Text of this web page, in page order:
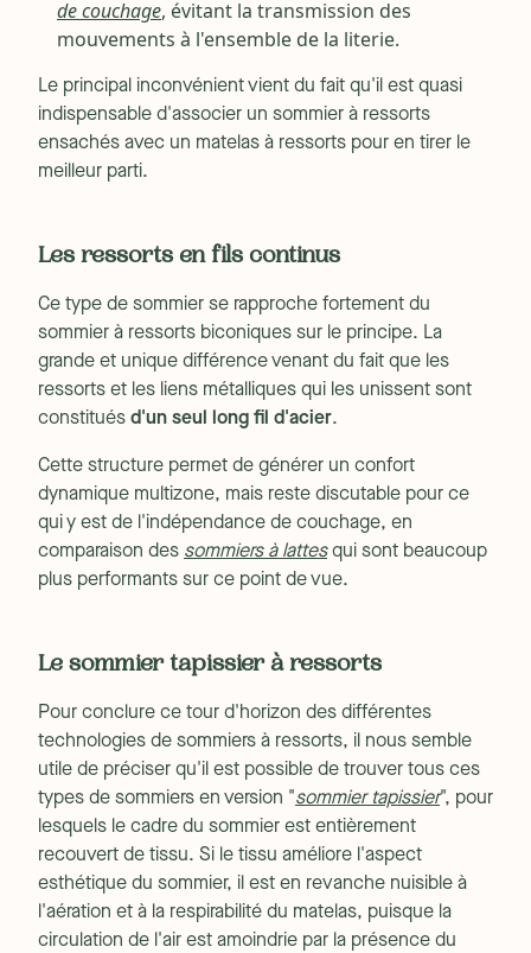
de couchage, évitant la transmission des
mouvements à l'ensemble de la literie.
Le principal inconvénient vient du fait qu'il est quasi
indispensable d'associer un sommier à ressorts
ensachés avec un matelas à ressorts pour en tirer le
meilleur parti.
Les ressorts en fils continus
Ce type de sommier se rapproche fortement du
sommier à ressorts biconiques sur le principe. La
grande et unique différence venant du fait que les
ressorts et les liens métalliques qui les unissent sont
constitués d'un seul long fil d'acier.
Cette structure permet de générer un confort
dynamique multizone, mais reste discutable pour ce
qui y est de l'indépendance de couchage, en
comparaison des sommiers à lattesqui sont beaucoup
plus performants sur ce point de vue.
Le sommier tapissier à ressorts
Pour conclure ce tour d'horizon des différentes
technologies de sommiers à ressorts, il nous semble
utile de préciser qu'il est possible de trouver tous ces
types de sommiers en version "sommier tapissier", pour
lesquels le cadre du sommier est entièrement
recouvert de tissu. Si le tissu améliore l'aspect
esthétique du sommier, il est en revanche nuisible à
l'aération et à la respirabilité du matelas, puisque la
circulation de l'air est amoindrie par la présence du